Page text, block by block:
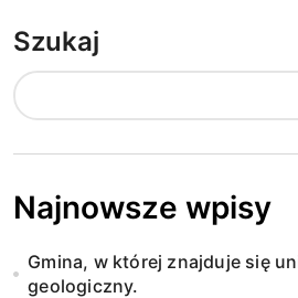
Szukaj
Najnowsze wpisy
Gmina, w której znajduje się
geologiczny.